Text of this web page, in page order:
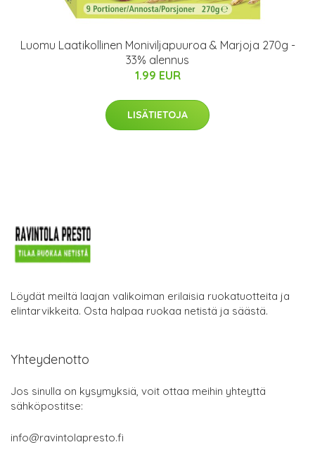
Luomu Laatikollinen Moniviljapuuroa & Marjoja 270g -
33% alennus
1.99 EUR
LISÄTIETOJA
Löydät meiltä laajan valikoiman erilaisia ruokatuotteita ja
elintarvikkeita. Osta halpaa ruokaa netistä ja säästä.
Yhteydenotto
Jos sinulla on kysymyksiä, voit ottaa meihin yhteyttä
sähköpostitse:
info@ravintolapresto.fi